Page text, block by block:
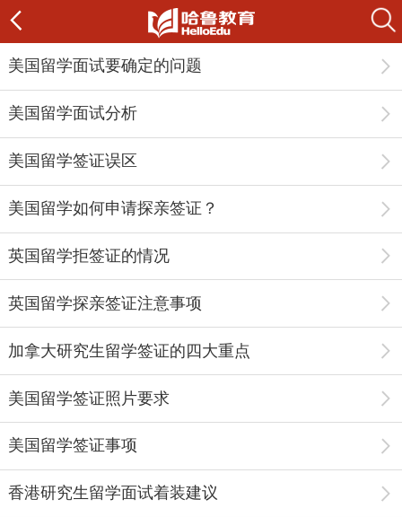
美国留学面试要确定的问题
美国留学面试分析
美国留学签证误区
美国留学如何申请探亲签证？
英国留学拒签证的情况
英国留学探亲签证注意事项
加拿大研究生留学签证的四大重点
美国留学签证照片要求
美国留学签证事项
香港研究生留学面试着装建议